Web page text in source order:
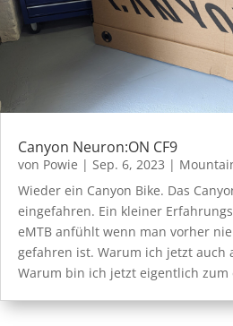
Canyon Neuron:ON CF9
von Powie | Sep. 6, 2023 |
Wieder ein Canyon Bike. Das
eingefahren. Ein kleiner
eMTB anfühlt wenn man vorher
gefahren ist. Warum ich jetzt auch
Warum bin ich jetzt eigentlich zum